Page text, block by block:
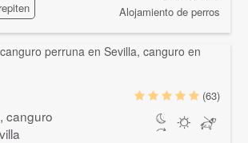
Alojamiento de perros
canguro
(63)